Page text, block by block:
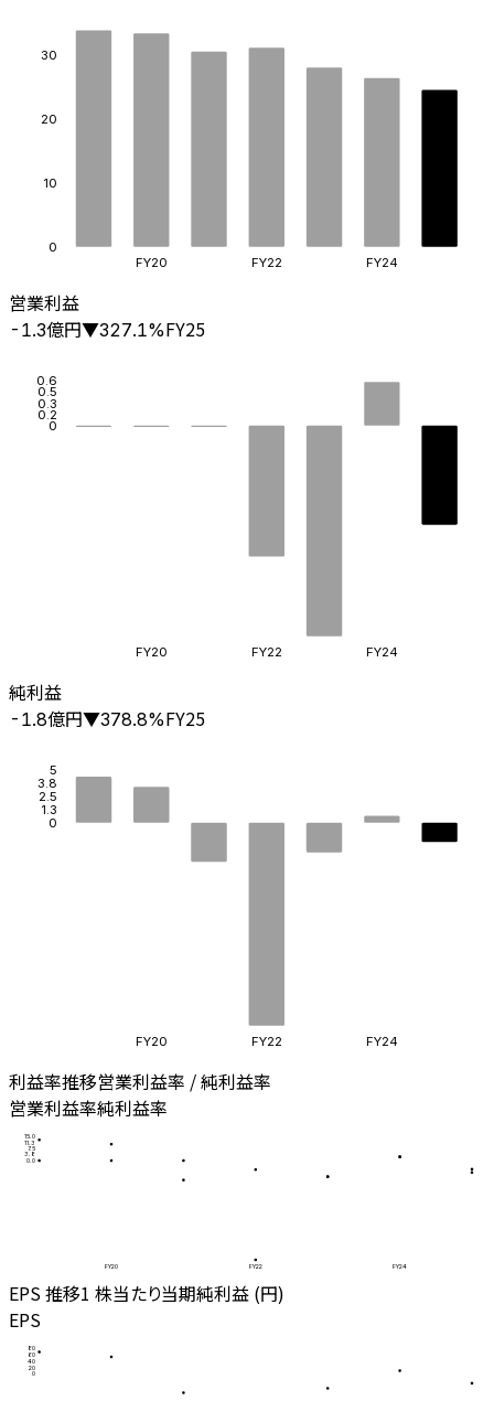
0
10
20
30
FY20 FY22 FY24
営業利益
-1.3億円▼327.1%FY25
0
0.2
0.3
0.5
0.6
FY20 FY22 FY24
純利益
-1.8億円▼378.8%FY25
0
1.3
2.5
3.8
5
FY20 FY22 FY24
利益率推移営業利益率 / 純利益率
営業利益率純利益率
0.0
3.8
7.5
11.3
15.0
FY20 FY22 FY24
EPS 推移1 株当たり当期純利益 (円)
EPS
0
20
40
60
80